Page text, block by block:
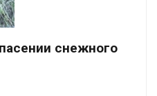
снежного